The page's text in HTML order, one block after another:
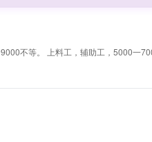
不等。 上料工，辅助工，5000一